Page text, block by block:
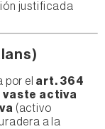
justificada
por el art. 364
vaste activa
(activo
a la